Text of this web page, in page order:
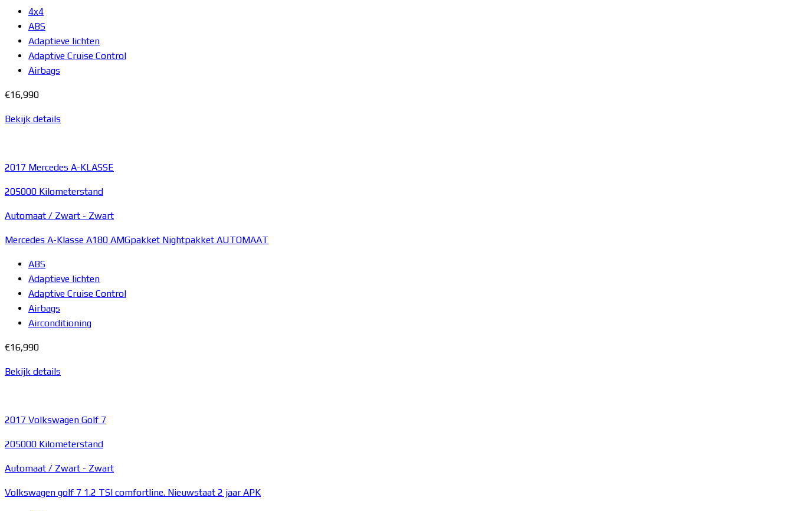
4x4
ABS
Adaptieve lichten
Adaptive Cruise Control
Airbags
€16,990
Bekijk details
2017 Mercedes A-KLASSE
205000 Kilometerstand
Automaat / Zwart - Zwart
Mercedes A-Klasse A180 AMGpakket Nightpakket AUTOMAAT
ABS
Adaptieve lichten
Adaptive Cruise Control
Airbags
Airconditioning
€16,990
Bekijk details
2017 Volkswagen Golf 7
205000 Kilometerstand
Automaat / Zwart - Zwart
Volkswagen golf 7 1.2 TSI comfortline. Nieuwstaat 2 jaar APK